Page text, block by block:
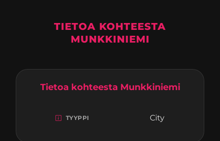
TIETOA KOHTEESTA
MUNKKINIEMI
Tietoa kohteesta Munkkiniemi
TYYPPI City